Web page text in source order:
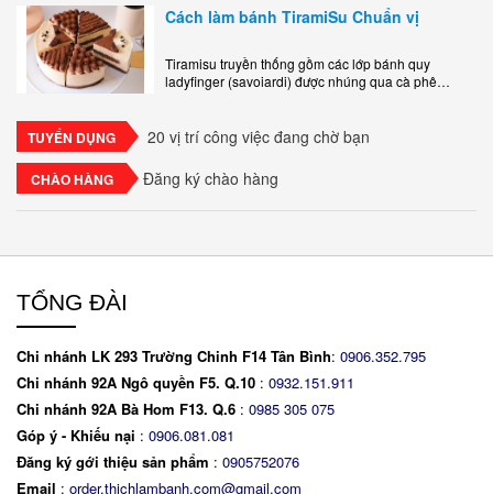
ngon, làm..
Cách làm bánh TiramiSu Chuẩn vị
Tiramisu truyền thống gồm các lớp bánh quy
ladyfinger (savoiardi) được nhúng qua cà phê
TUYỂN DỤNG 20 vị trí công việc đang chờ bạn
CHÀO HÀNG Đăng ký chào hàng
TỔNG ĐÀI
Chi nhánh LK 293 Trường Chinh F14 Tân Bình: 0906.352.795
Chi nhánh 92A Ngô quyền F5. Q.10 : 0932.151.911
Chi nhánh 92A Bà Hom F13. Q.6 : 0985 305 075
Góp ý - Khiếu nại : 0906.081.081
Đăng ký gới thiệu sản phẩm : 0905752076
Email : order.thichlambanh.com@gmail.com